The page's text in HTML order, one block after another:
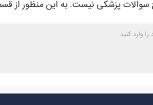
پزشکی نیست. به این منظور از